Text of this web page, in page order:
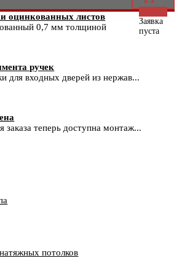
0
Заявка
пуста
оцинкованных листов
0,7 мм толщиной
ручек
для входных дверей из нержав...
заказа теперь доступна монтаж...
потолков